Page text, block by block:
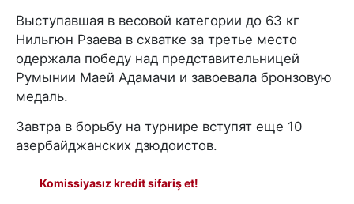
Выступавшая в весовой категории до 63 кг
Нильгюн Рзаева в схватке за третье место
одержала победу над представительницей
Румынии Маей Адамачи и завоевала бронзовую
медаль.
Завтра в борьбу на турнире вступят еще 10
азербайджанских дзюдоистов.
Komissiyasız kredit sifariş et!